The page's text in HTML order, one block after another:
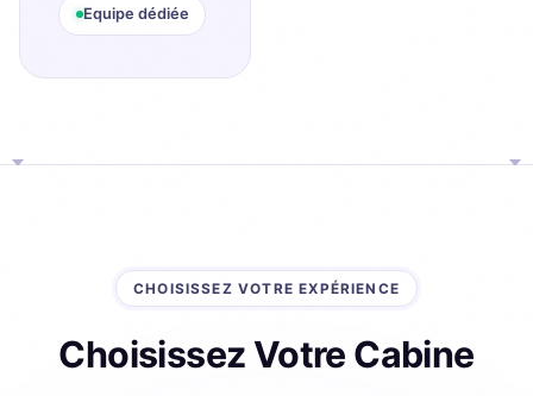
Equipe dédiée
CHOISISSEZ VOTRE EXPÉRIENCE
Choisissez Votre Cabine